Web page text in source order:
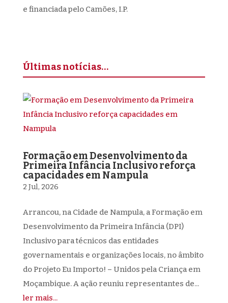
e financiada pelo Camões, I.P.
Últimas notícias…
Formação em Desenvolvimento da
Primeira Infância Inclusivo reforça
capacidades em Nampula
2 Jul, 2026
Arrancou, na Cidade de Nampula, a Formação em
Desenvolvimento da Primeira Infância (DPI)
Inclusivo para técnicos das entidades
governamentais e organizações locais, no âmbito
do Projeto Eu Importo! – Unidos pela Criança em
Moçambique. A ação reuniu representantes de...
ler mais...